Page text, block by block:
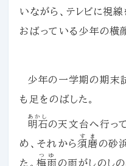
いながら、テレビに視線
おばっている少年の横
少年の一学期の期末
も足をのばした。
明石
あかし
の天文台へ行っ
め、それから須磨
すま
の砂
た。 梅雨
つゆ
の雨がしのし